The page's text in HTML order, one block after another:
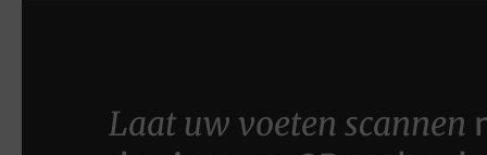
Laat uw voeten scannen